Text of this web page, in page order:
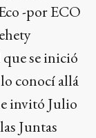
-por ECO
se inició
conocí allá
invitó Julio
Juntas